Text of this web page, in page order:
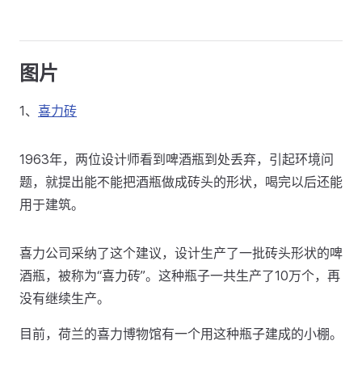
图片
1、 喜力砖
1963年，两位设计师看到啤酒瓶到处丢弃，引起环境问
题，就提出能不能把酒瓶做成砖头的形状，喝完以后还能
用于建筑。
喜力公司采纳了这个建议，设计生产了一批砖头形状的啤
酒瓶，被称为“喜力砖”。这种瓶子一共生产了10万个，再
没有继续生产。
目前，荷兰的喜力博物馆有一个用这种瓶子建成的小棚。